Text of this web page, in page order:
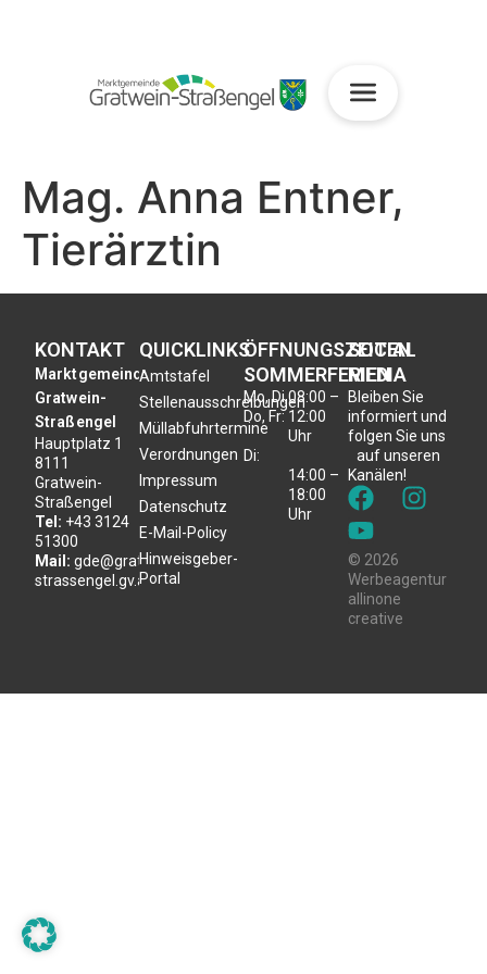
Mag. Anna Entner,
Tierärztin
KONTAKT
Marktgemeinde
Gratwein-
Straßengel
Hauptplatz 1
8111
Gratwein-
Straßengel
Tel: +43 3124
51300
Mail: gde@gratwein-
strassengel.gv.at
QUICKLINKS
Amtstafel
Stellenausschreibungen
Müllabfuhrtermine
Verordnungen
Impressum
Datenschutz
E-Mail-Policy
Hinweisgeber-
Portal
ÖFFNUNGSZEITEN
SOMMERFERIEN
Mo, Di,
Do, Fr:
Di:
08:00 –
12:00
Uhr
14:00 –
18:00
Uhr
SOCIAL
MEDIA
Bleiben Sie
informiert und
folgen Sie uns
auf unseren
Kanälen!
© 2026
Werbeagentur
allinone
creative